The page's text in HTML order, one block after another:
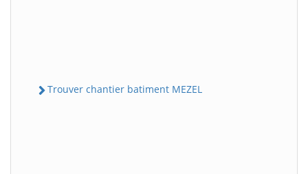
Trouver chantier batiment MEZEL